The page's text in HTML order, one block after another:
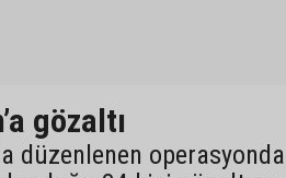
gözaltı
düzenlenen